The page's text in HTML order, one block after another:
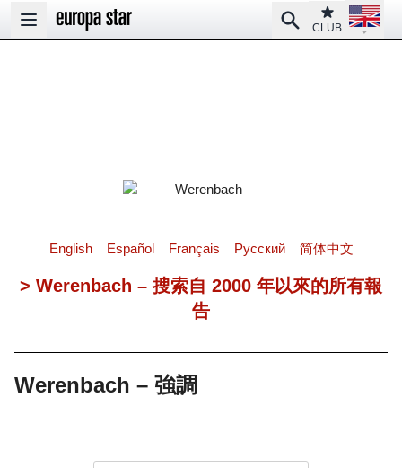
Open main menu
SearchClub
CLUB
Open
English Español Français Pусский 简体中文
> Werenbach – 搜索自 2000 年以來的所有報
告
Werenbach – 強調